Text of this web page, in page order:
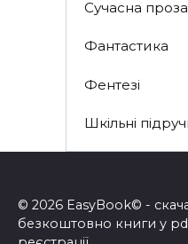
Сучасна проза
Фантастика
Фентезі
Шкільні
© 2026 EasyBook© -
безкоштовно книги у